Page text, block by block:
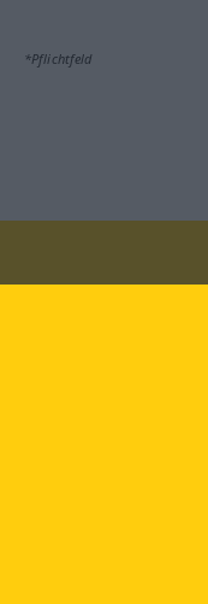
*Pflichtfeld
Besuchen Sie uns